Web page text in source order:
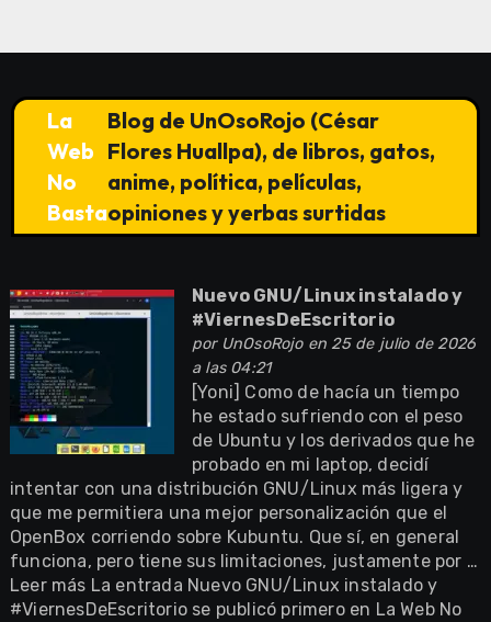
La
Web
No
Basta
Blog de UnOsoRojo (César
Flores Huallpa), de libros, gatos,
anime, política, películas,
opiniones y yerbas surtidas
Nuevo GNU/Linux instalado y
#ViernesDeEscritorio
por UnOsoRojoen 25 de julio de 2026
a las 04:21
[Yoni] Como de hacía un tiempo
he estado sufriendo con el peso
de Ubuntu y los derivados que he
probado en mi laptop, decidí
intentar con una distribución GNU/Linux más ligera y
que me permitiera una mejor personalización que el
OpenBox corriendo sobre Kubuntu. Que sí, en general
funciona, pero tiene sus limitaciones, justamente por …
Leer más La entrada Nuevo GNU/Linux instalado y
#ViernesDeEscritorio se publicó primero en La Web No